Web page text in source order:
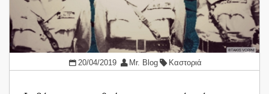
20/04/2019 Mr. Blog Καστοριά